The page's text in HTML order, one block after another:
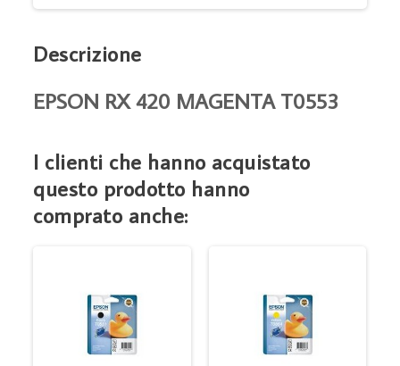
Descrizione
EPSON RX 420 MAGENTA T0553
I clienti che hanno acquistato
questo prodotto hanno
comprato anche: